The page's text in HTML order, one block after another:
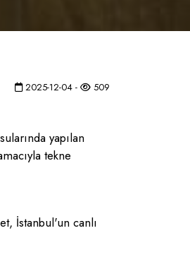
2025-12-04 - 509
yapılan
tekne
İstanbul'un canlı